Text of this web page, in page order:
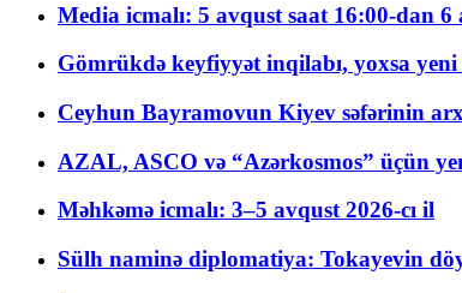
Media icmalı: 5 avqust saat 16:00-dan 6
Gömrükdə keyfiyyət inqilabı, yoxsa
Ceyhun Bayramovun Kiyev səfərinin
AZAL, ASCO və “Azərkosmos” üçün
Məhkəmə icmalı: 3–5 avqust 2026-cı il
Sülh naminə diplomatiya: Tokayevin